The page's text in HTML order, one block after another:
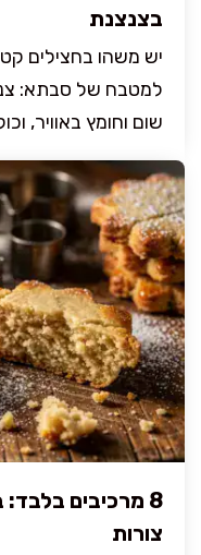
בצנצנת
יש משהו בחצילים
למטבח של סבתא:
שום וחומץ באוויר,
8 מרכיבים
צורות